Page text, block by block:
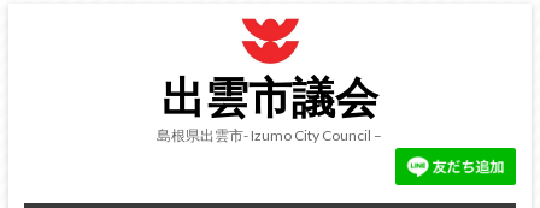
出雲市議会
島根県出雲市- Izumo City Council –